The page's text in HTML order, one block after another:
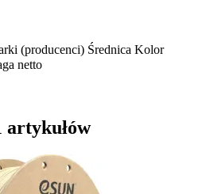
(producenci) Średnica Kolor
netto
artykułów